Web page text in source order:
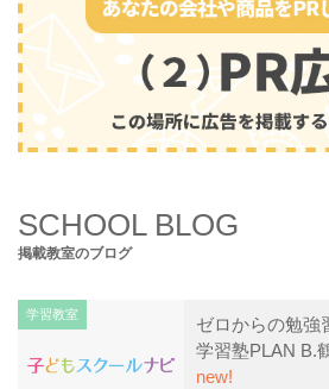
SCHOOL BLOG
掲載教室のブログ
学習教室
ゼロからの勉強
学習塾PLAN B.
new!